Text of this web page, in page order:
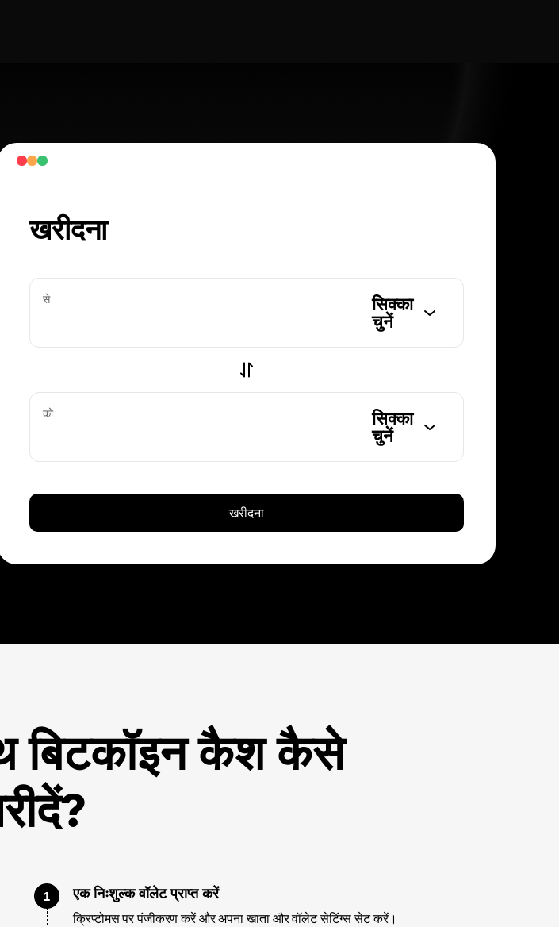
खरीदना
से
सिक्का
चुनें
को
सिक्का
चुनें
खरीदना
बिटकॉइन कैश कैसे
1 एक निःशुल्क वॉलेट प्राप्त करें
क्रिप्टोमस पर पंजीकरण करें और अपना खाता और वॉलेट सेटिंग्स सेट करें।